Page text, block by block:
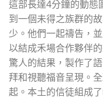
這部長達4分鐘的動態
到一個未得之族群的
少。他們一起禱告，
以結成禾場合作夥伴
驚人的結果，製作了
拜和視聽福音呈現。
起。本土的信徒組成